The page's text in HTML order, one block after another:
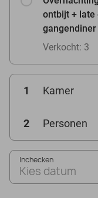
ontbijt + late
gangendiner
Verkocht: 3
1 Kamer
2 Personen
Inchecken
Kies datum